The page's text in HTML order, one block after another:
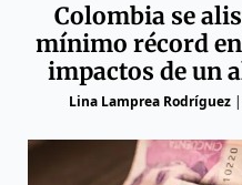
Colombia se
mínimo récord
impactos de un
Lina Lamprea Rodríguez|